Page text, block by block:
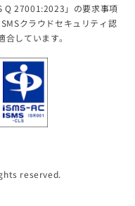
Q 27001:2023」の要求事項
クラウドセキュリティ認
しています。
reserved.